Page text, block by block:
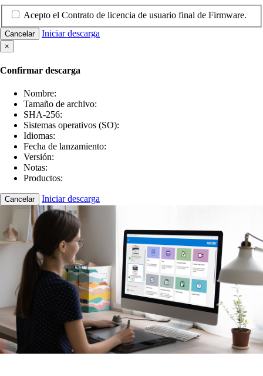
Acepto el Contrato de licencia de usuario final de Firmware.
Cancelar Iniciar descarga
×
Confirmar descarga
Nombre:
Tamaño de archivo:
SHA-256:
Sistemas operativos (SO):
Idiomas:
Fecha de lanzamiento:
Versión:
Notas:
Productos:
Cancelar Iniciar descarga